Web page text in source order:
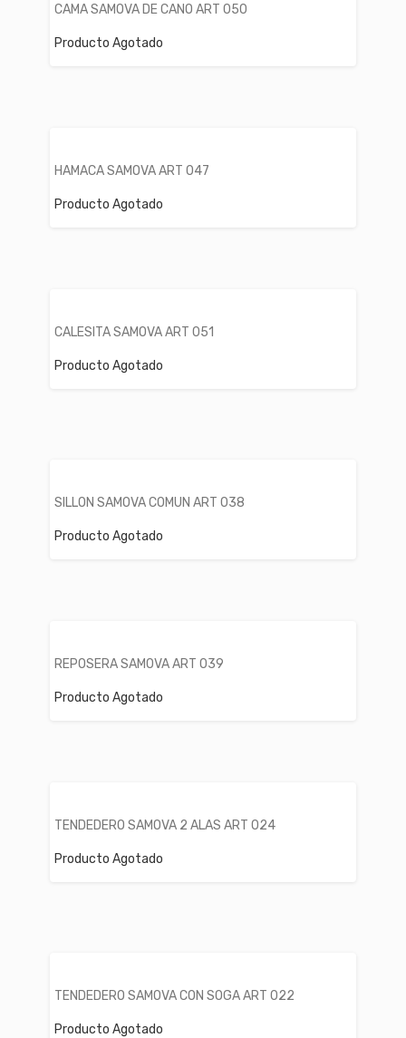
CAMA SAMOVA DE CANO ART 050
Producto Agotado
HAMACA SAMOVA ART 047
Producto Agotado
CALESITA SAMOVA ART 051
Producto Agotado
SILLON SAMOVA COMUN ART 038
Producto Agotado
REPOSERA SAMOVA ART 039
Producto Agotado
TENDEDERO SAMOVA 2 ALAS ART 024
Producto Agotado
TENDEDERO SAMOVA CON SOGA ART 022
Producto Agotado